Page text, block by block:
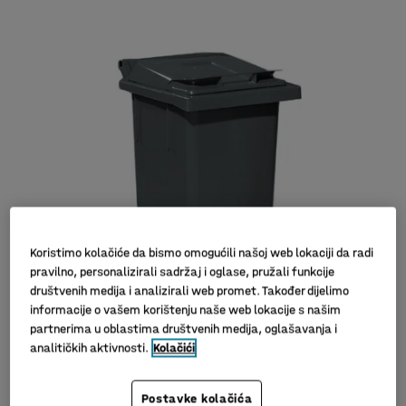
Koristimo kolačiće da bismo omogućili našoj web lokaciji da radi
pravilno, personalizirali sadržaj i oglase, pružali funkcije
društvenih medija i analizirali web promet. Također dijelimo
informacije o vašem korištenju naše web lokacije s našim
partnerima u oblastima društvenih medija, oglašavanja i
analitičkih aktivnosti. Kolačići
Postavke kolačića